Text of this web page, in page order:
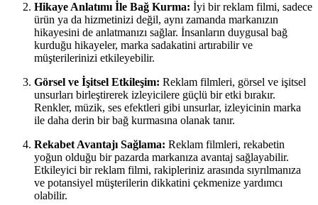
Hikaye Anlatımı İle Bağ Kurma: İyi bir reklam filmi, sadece
ürün ya da hizmetinizi değil, aynı zamanda markanızın
hikayesini de anlatmanızı sağlar. İnsanların duygusal bağ
kurduğu hikayeler, marka sadakatini artırabilir ve
müşterilerinizi etkileyebilir.
Görsel ve İşitsel Etkileşim: Reklam filmleri, görsel ve işitsel
unsurları birleştirerek izleyicilere güçlü bir etki bırakır.
Renkler, müzik, ses efektleri gibi unsurlar, izleyicinin marka
ile daha derin bir bağ kurmasına olanak tanır.
Rekabet Avantajı Sağlama: Reklam filmleri, rekabetin
yoğun olduğu bir pazarda markanıza avantaj sağlayabilir.
Etkileyici bir reklam filmi, rakipleriniz arasında sıyrılmanıza
ve potansiyel müşterilerin dikkatini çekmenize yardımcı
olabilir.